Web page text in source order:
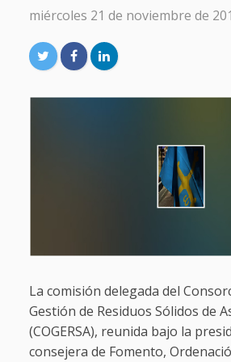
miércoles 21 de noviembre de
La comisión delegada del
Gestión de Residuos Sólidos de
(COGERSA), reunida bajo la
consejera de Fomento,